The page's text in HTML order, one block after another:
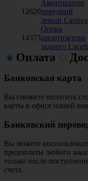
12620
Амортизатор
передний
левый Captiva
14373
Опора
амортизатора
заднего Lacetti
Оплата
Банковская карта
Вы сможете оплатить
карты в офисе нашей
Банковский
Вы можете
предоплаты любого
только после
счета.